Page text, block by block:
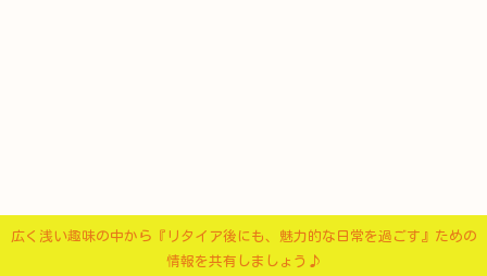
広く浅い趣味の中から『リタイア後にも、魅力的な日常を過ごす』ための
情報を共有しましょう♪